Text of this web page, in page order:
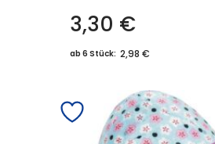
3,30 €
ab 6 Stück: 2,98 €